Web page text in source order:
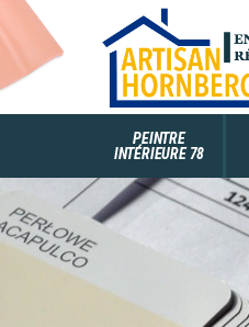
PEINTRE
INTÉRIEURE 78